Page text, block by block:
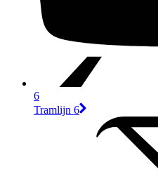
6
Tramlijn 6